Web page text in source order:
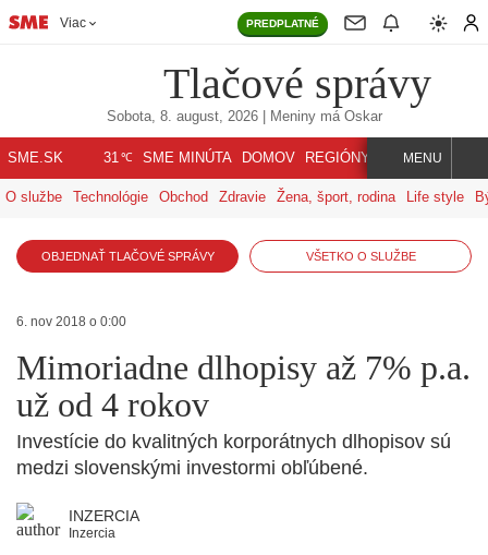
Viac PREDPLATNÉ
Tlačové správy
Sobota, 8. august, 2026| Meniny má Oskar
SME.SK 31℃ SME MINÚTA DOMOV REGIÓNY INDEX SVET
MENU
O službe Technológie Obchod Zdravie Žena, šport, rodina Life style
OBJEDNAŤ TLAČOVÉ SPRÁVY VŠETKO O SLUŽBE
6. nov 2018 o 0:00
Mimoriadne dlhopisy až 7% p.a.
už od 4 rokov
Investície do kvalitných korporátnych dlhopisov sú
medzi slovenskými investormi obľúbené.
INZERCIA
Inzercia